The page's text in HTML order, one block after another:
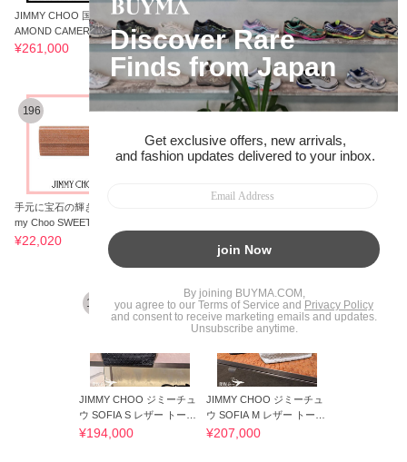
JIMMY CHOO 国内買付 DI
AMOND CAMERA クロス
ボディバッグ
¥261,000
JIMMY CHOO 国内買付 Bo
x Camera Piccola クロスボ
ディカメラBag
¥171,000
ジミーチュウ デリー 型押
しスター レザー黒 ボディ
バッグ
¥39,402
1%OFF
196
手元に宝石の輝きを★Jim
my Choo SWEETIE クラッ
チ★結婚式
¥22,020
197 198
199
JIMMY CHOO ジミーチュ
ウ SOFIA S レザー トート
バッグ
¥194,000
200
JIMMY CHOO ジミーチュ
ウ SOFIA M レザー トート
バッグ
¥207,000